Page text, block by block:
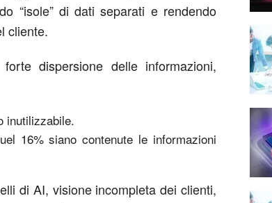
“isole” di dati separati e rendendo
cliente.
dispersione delle informazioni,
inutilizzabile.
16% siano contenute le informazioni
di AI, visione incompleta dei clienti,